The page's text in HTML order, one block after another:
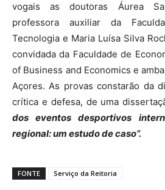
vogais as doutoras Áurea
professora auxiliar da
Tecnologia e Maria Luísa Silva
convidada da Faculdade de
of Business and Economics e
Açores. As provas constarão da
crítica e defesa, de uma
dos eventos desportivos
regional: um estudo de caso”.
FONTE Serviço da Reitoria